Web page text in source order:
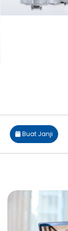
Buat Janji